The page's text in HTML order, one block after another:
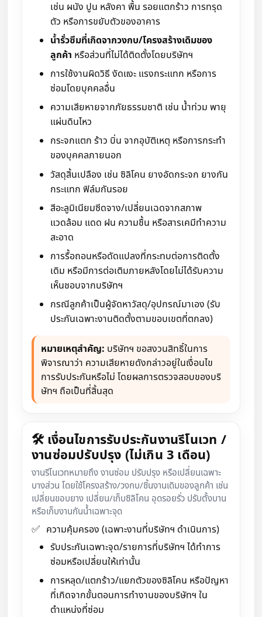
เช่น ผนัง ปูน หลังคา พื้น รอยแตกร้าว การทรุด
ตัว หรือการขยับตัวของอาคาร
น้ำรั่วซึมที่เกิดจากวงกบ/โครงสร้างเดิมของ
ลูกค้า หรือส่วนที่ไม่ได้ติดตั้งโดยบริษัทฯ
การใช้งานผิดวิธี งัดแงะ แรงกระแทก หรือการ
ซ่อมโดยบุคคลอื่น
ความเสียหายจากภัยธรรมชาติ เช่น น้ำท่วม พายุ
แผ่นดินไหว
กระจกแตก ร้าว บิ่น จากอุบัติเหตุ หรือการกระทำ
ของบุคคลภายนอก
วัสดุสิ้นเปลือง เช่น ซิลิโคน ยางอัดกระจก ยางกัน
กระแทก ฟิล์มกันรอย
สีอะลูมิเนียมซีดจาง/เปลี่ยนเฉดจากสภาพ
แวดล้อม แดด ฝน ความชื้น หรือสารเคมีทำความ
สะอาด
การรื้อถอนหรือดัดแปลงที่กระทบต่อการติดตั้ง
เดิม หรือมีการต่อเติมภายหลังโดยไม่ได้รับความ
เห็นชอบจากบริษัทฯ
กรณีลูกค้าเป็นผู้จัดหาวัสดุ/อุปกรณ์มาเอง (รับ
ประกันเฉพาะงานติดตั้งตามขอบเขตที่ตกลง)
หมายเหตุสำคัญ: บริษัทฯ ขอสงวนสิทธิ์ในการ
พิจารณาว่า ความเสียหายดังกล่าวอยู่ในเงื่อนไข
การรับประกันหรือไม่ โดยผลการตรวจสอบของบริ
ษัทฯ ถือเป็นที่สิ้นสุด
🛠 เงื่อนไขการรับประกันงานรีโนเวท /
งานซ่อมปรับปรุง (ไม่เกิน 3 เดือน)
งานรีโนเวทหมายถึง งานซ่อม ปรับปรุง หรือเปลี่ยนเฉพาะ
บางส่วน โดยใช้โครงสร้าง/วงกบ/ชิ้นงานเดิมของลูกค้า เช่น
เปลี่ยนขอบยาง เปลี่ยน/เก็บซิลิโคน อุดรอยรั่ว ปรับตั้งบาน
หรือเก็บงานกันน้ำเฉพาะจุด
✅ ความคุ้มครอง (เฉพาะงานที่บริษัทฯ ดำเนินการ)
รับประกันเฉพาะจุด/รายการที่บริษัทฯ ได้ทำการ
ซ่อมหรือเปลี่ยนให้เท่านั้น
การหลุด/แตกร้าว/แยกตัวของซิลิโคน หรือปัญหา
ที่เกิดจากขั้นตอนการทำงานของบริษัทฯ ใน
ตำแหน่งที่ซ่อม